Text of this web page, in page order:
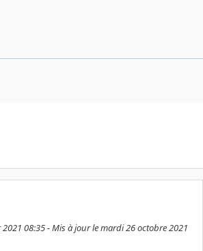
08:35 - Mis à jour le mardi 26 octobre 2021